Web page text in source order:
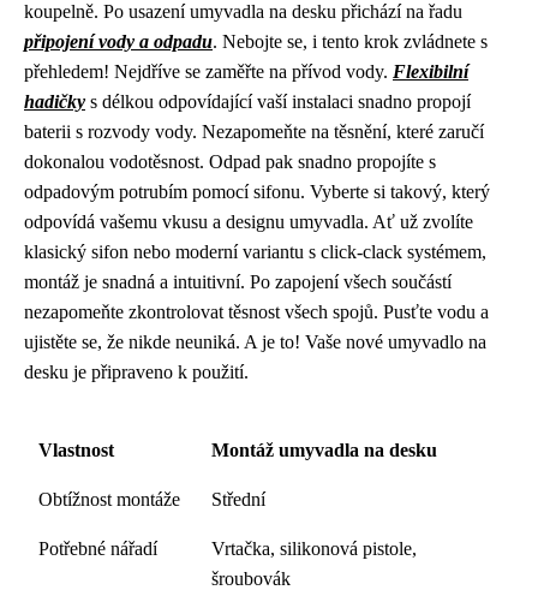
koupelně. Po usazení umyvadla na desku přichází na řadu
připojení vody a odpadu. Nebojte se, i tento krok zvládnete s
přehledem! Nejdříve se zaměřte na přívod vody. Flexibilní
hadičky s délkou odpovídající vaší instalaci snadno propojí
baterii s rozvody vody. Nezapomeňte na těsnění, které zaručí
dokonalou vodotěsnost. Odpad pak snadno propojíte s
odpadovým potrubím pomocí sifonu. Vyberte si takový, který
odpovídá vašemu vkusu a designu umyvadla. Ať už zvolíte
klasický sifon nebo moderní variantu s click-clack systémem,
montáž je snadná a intuitivní. Po zapojení všech součástí
nezapomeňte zkontrolovat těsnost všech spojů. Pusťte vodu a
ujistěte se, že nikde neuniká. A je to! Vaše nové umyvadlo na
desku je připraveno k použití.
Vlastnost Montáž umyvadla na desku
Obtížnost montáže Střední
Potřebné nářadí
Vrtačka, silikonová pistole,
šroubovák